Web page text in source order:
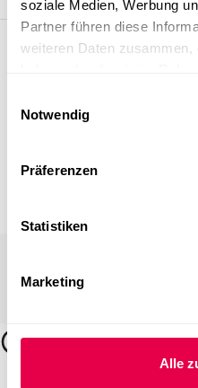
soziale Medien, Werbung
Partner führen diese
weiteren Daten zusammen,
Notwendig
Präferenzen
Statistiken
Marketing
Alle